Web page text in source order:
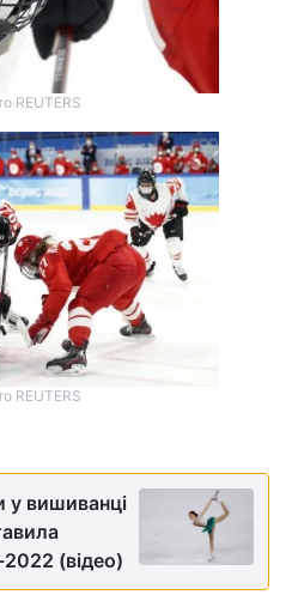
REUTERS
REUTERS
у вишиванці
2022 (відео)